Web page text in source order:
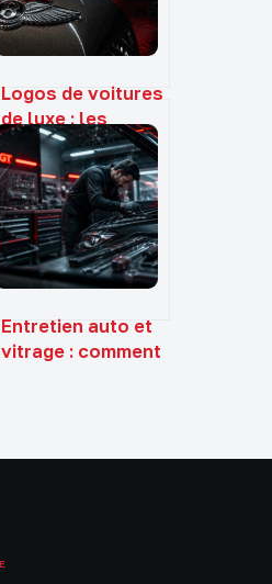
Logos de voitures
de luxe : les
secrets derrière
les emblèmes de
prestige
Entretien auto et
vitrage : comment